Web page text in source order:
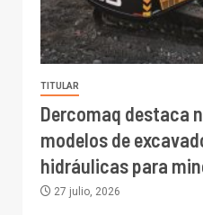
TITULAR
Dercomaq destaca
modelos de
hidráulicas para
27 julio, 2026